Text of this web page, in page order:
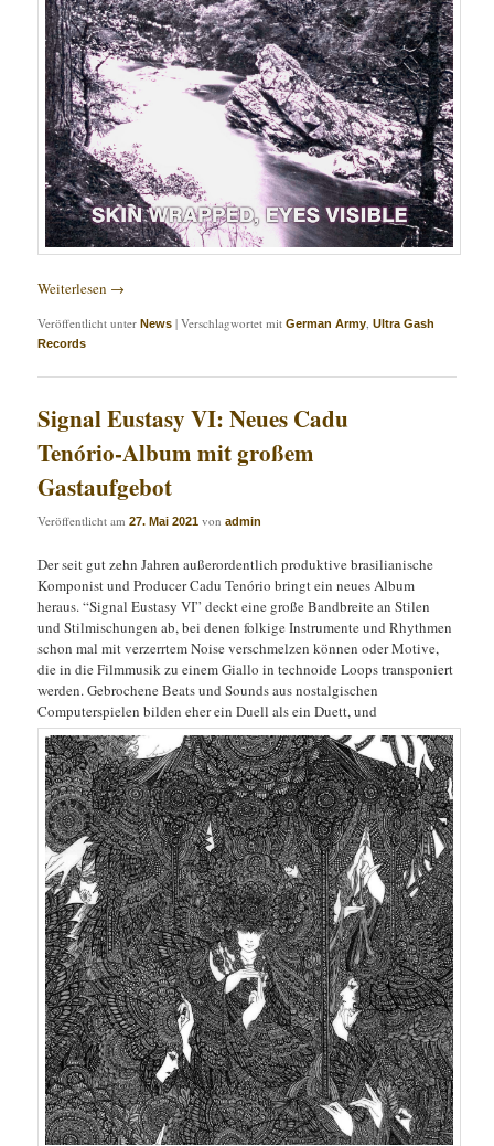
Weiterlesen →
Veröffentlicht unter News |Verschlagwortet mit German Army,Ultra Gash
Records
Signal Eustasy VI: Neues Cadu
Tenório-Album mit großem
Gastaufgebot
Veröffentlicht am27. Mai 2021 vonadmin
Der seit gut zehn Jahren außerordentlich produktive brasilianische
Komponist und Producer Cadu Tenório bringt ein neues Album
heraus. “Signal Eustasy VI” deckt eine große Bandbreite an Stilen
und Stilmischungen ab, bei denen folkige Instrumente und Rhythmen
schon mal mit verzerrtem Noise verschmelzen können oder Motive,
die in die Filmmusik zu einem Giallo in technoide Loops transponiert
werden. Gebrochene Beats und Sounds aus nostalgischen
Computerspielen bilden eher ein Duell als ein Duett, und